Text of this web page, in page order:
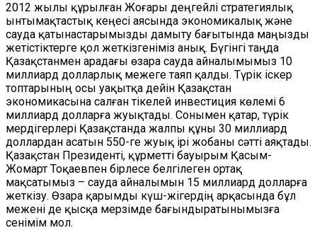
2012 жылы құрылған Жоғары деңгейлі стратегиялық
ынтымақтастық кеңесі аясында экономикалық және
сауда қатынастарымызды дамыту бағытында маңызды
жетістіктерге қол жеткізгеніміз анық. Бүгінгі таңда
Қазақстанмен арадағы өзара сауда айналымымыз 10
миллиард долларлық межеге таяп қалды. Түрік іскер
топтарының осы уақытқа дейін Қазақстан
экономикасына салған тікелей инвестиция көлемі 6
миллиард долларға жуықтады. Сонымен қатар, түрік
мердігерлері Қазақстанда жалпы құны 30 миллиард
доллардан асатын 550-ге жуық ірі жобаны сәтті аяқтады.
Қазақстан Президенті, құрметті бауырым Қасым-
Жомарт Тоқаевпен бірлесе белгілеген ортақ
мақсатымыз – сауда айналымын 15 миллиард долларға
жеткізу. Өзара қарымды күш-жігердің арқасында бұл
межені де қысқа мерзімде бағындыратынымызға
сенімім мол.